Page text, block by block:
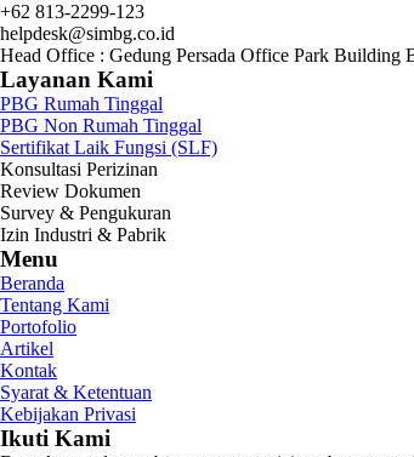
+62 813-2299-123
helpdesk@simbg.co.id
Head Office : Gedung Persada Office Park
Layanan Kami
PBG Rumah Tinggal
PBG Non Rumah Tinggal
Sertifikat Laik Fungsi (SLF)
Konsultasi Perizinan
Review Dokumen
Survey & Pengukuran
Izin Industri & Pabrik
Menu
Beranda
Tentang Kami
Portofolio
Artikel
Kontak
Syarat & Ketentuan
Kebijakan Privasi
Ikuti Kami